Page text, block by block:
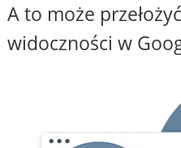
A to może
widoczności w